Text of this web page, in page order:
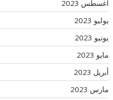
أغسطس 2023
يوليو 2023
يونيو 2023
مايو 2023
أبريل 2023
مارس 2023